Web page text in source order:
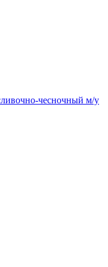
чесночный м/у